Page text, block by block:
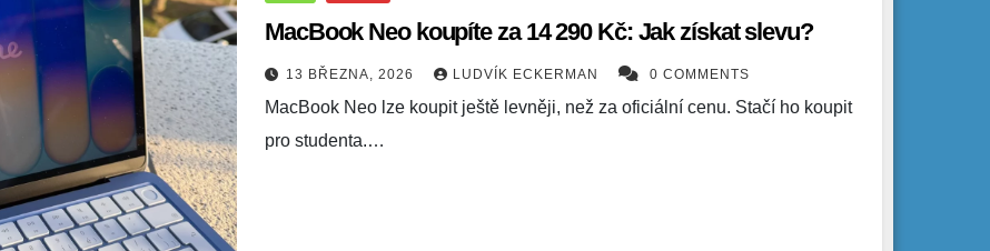
MacBook Neo koupíte za 14 290 Kč: Jak získat slevu?
13 BŘEZNA, 2026 LUDVÍK ECKERMAN 0 COMMENTS
MacBook Neo lze koupit ještě levněji, než za oficiální cenu. Stačí ho koupit
pro studenta.…